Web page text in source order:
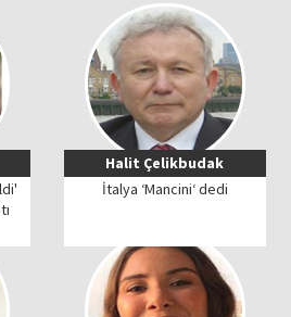
Halit Çelikbudak
İtalya ‘Mancini‘ dedi